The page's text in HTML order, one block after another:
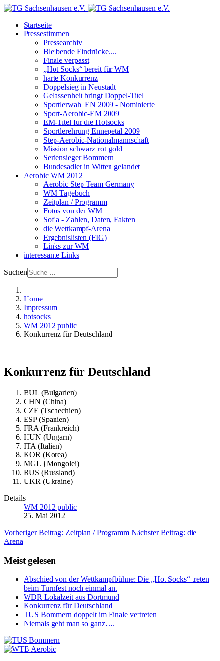
Startseite
Pressestimmen
Pressearchiv
Bleibende Eindrücke....
Finale verpasst
„Hot Socks“ bereit für WM
harte Konkurrenz
Doppelsieg in Neustadt
Gelassenheit bringt Doppel-Titel
Sportlerwahl EN 2009 - Nominierte
Sport-Aerobic-EM 2009
EM-Titel für die Hotsocks
Sportlerehrung Ennepetal 2009
Step-Aerobic-Nationalmannschaft
Mission schwarz-rot-gold
Seriensieger Bommern
Bundesadler in Witten gelandet
Aerobic WM 2012
Aerobic Step Team Germany
WM Tagebuch
Zeitplan / Programm
Fotos von der WM
Sofia - Zahlen, Daten, Fakten
die Wettkampf-Arena
Ergebnislisten (FIG)
Links zur WM
interessante Links
Suchen
Home
Impressum
hotsocks
WM 2012 public
Konkurrenz für Deutschland
Konkurrenz für Deutschland
BUL (Bulgarien)
CHN (China)
CZE (Tschechien)
ESP (Spanien)
FRA (Frankreich)
HUN (Ungarn)
ITA (Italien)
KOR (Korea)
MGL {Mongolei)
RUS (Russland)
UKR (Ukraine)
Details
WM 2012 public
25. Mai 2012
Vorheriger Beitrag: Zeitplan / Programm Nächster Beitrag: die
Arena
Meist gelesen
Abschied von der Wettkampfbühne: Die „Hot Socks“ treten
beim Turnfest noch einmal an.
WDR Lokalzeit aus Dortmund
Konkurrenz für Deutschland
TUS Bommern doppelt im Finale vertreten
Niemals geht man so ganz….